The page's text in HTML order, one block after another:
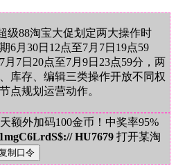
级88淘宝大促划定两大操作时
6月30日12点至7月7日19点59
7日20点至7月9日23点59分，两
库存、编辑三类操作开放不同权
点规划运营动作。
额外加码100金币！中奖率95%
HU7679 打开某淘